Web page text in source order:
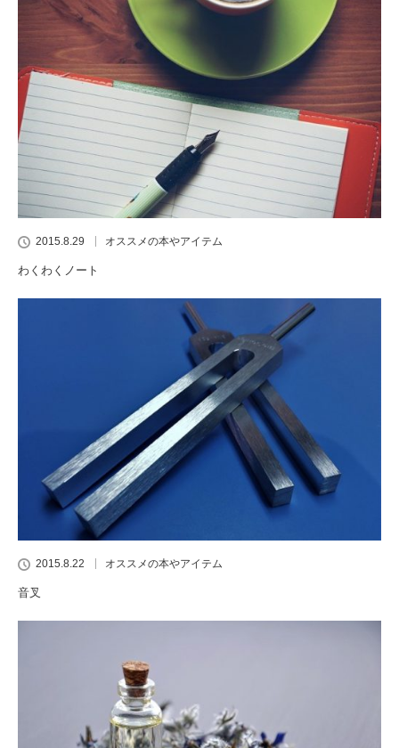
2015.8.29 オススメの本やアイテム
わくわくノート
2015.8.22 オススメの本やアイテム
音叉